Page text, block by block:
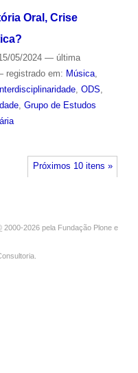
Oral, Crise
05/2024 — última
registrado em: Música,
Interdisciplinaridade, ODS,
, Grupo de Estudos
Próximos 10 itens »
2000-2026 pela Fundação Plone e